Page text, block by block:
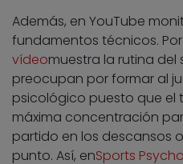
Además, en YouTube
fundamentos técnicos.
vídeomuestra la rutina del
preocupan por formar al
psicológico puesto que el
máxima concentración
partido en los descansos
punto. Así, enSports